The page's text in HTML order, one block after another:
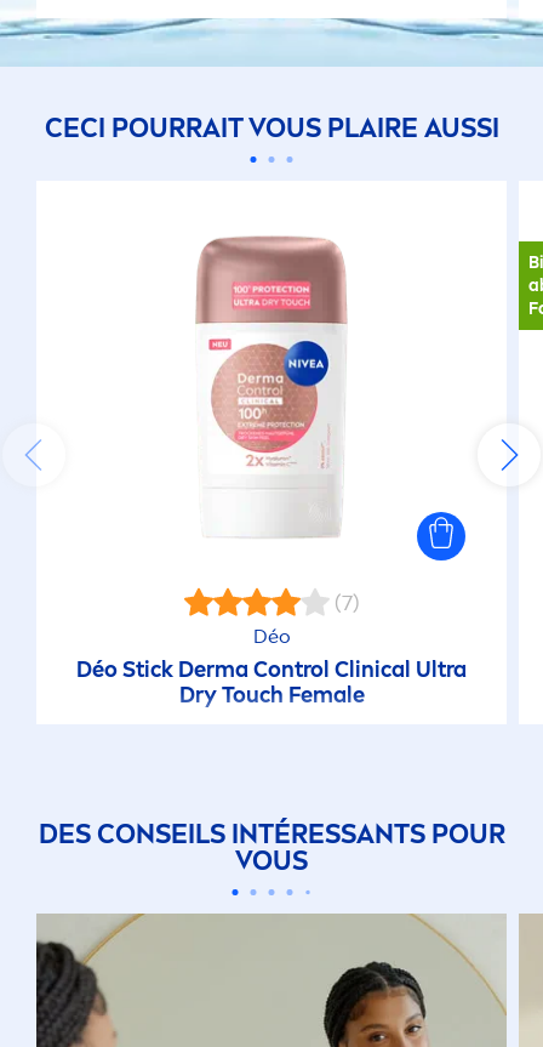
CECI POURRAIT VOUS PLAIRE AUSSI
(7)
Déo
Déo Stick Derma Control Clinical Ultra
Dry Touch Female
DES CONSEILS INTÉRESSANTS POUR
VOUS